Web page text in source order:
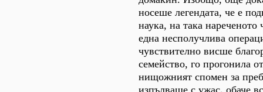
носеше легендата, че е
наука, на така нареченото
една несполучлива
чувствително висше
семейство, го прогонила
нищожният спомен за
изпълваше с ужас, обаче